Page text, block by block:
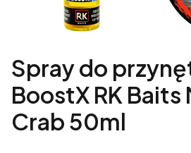
Spray do
BoostX RK
Crab 50ml